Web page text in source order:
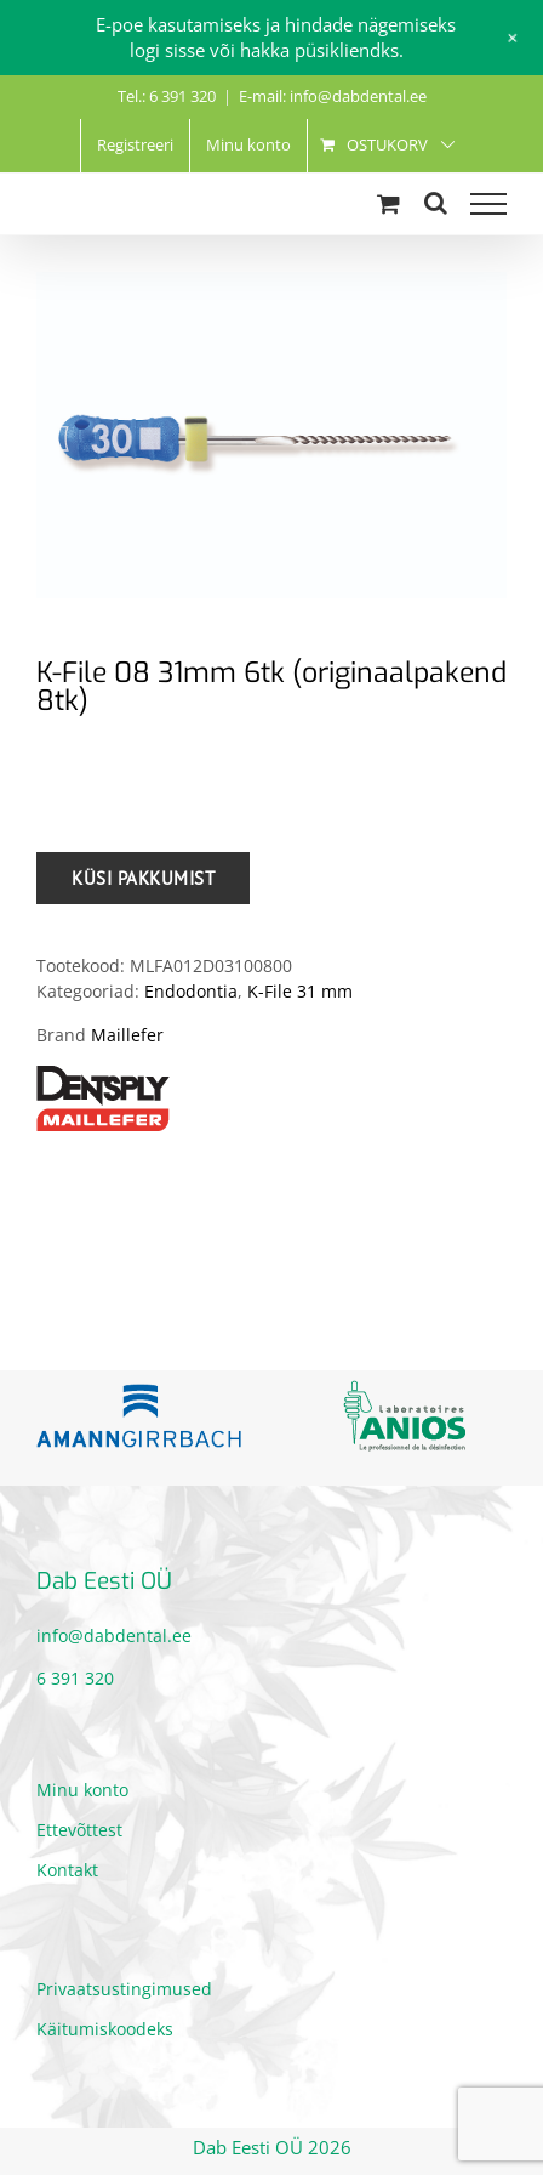
Tel.: 6 391 320 | E-mail: info@dabdental.ee
Registreeri Minu konto OSTUKORV
K-File 08 31mm 6tk (originaalpakend
8tk)
Tootekood: MLFA012D03100800
Kategooriad: Endodontia, K-File 31 mm
Brand Maillefer
Dab Eesti OÜ
info@dabdental.ee
6 391 320
Minu konto
Ettevõttest
Kontakt
Privaatsustingimused
Käitumiskoodeks
Dab Eesti OÜ 2026
E-poe kasutamiseks ja hindade nägemiseks
logi sisse või hakka püsikliendks.
+